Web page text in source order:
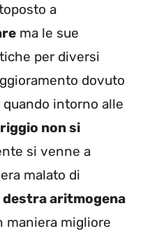
a
ma le sue
per diversi
dovuto
quando intorno alle
non si
si venne a
malato di
aritmogena
maniera migliore